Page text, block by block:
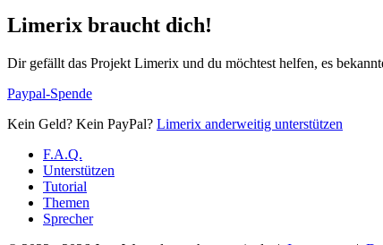
Limerix braucht dich!
Dir gefällt das Projekt Limerix und du möchtest helfen, es
Paypal-Spende
Kein Geld? Kein PayPal? Limerix anderweitig unterstützen
F.A.Q.
Unterstützen
Tutorial
Themen
Sprecher